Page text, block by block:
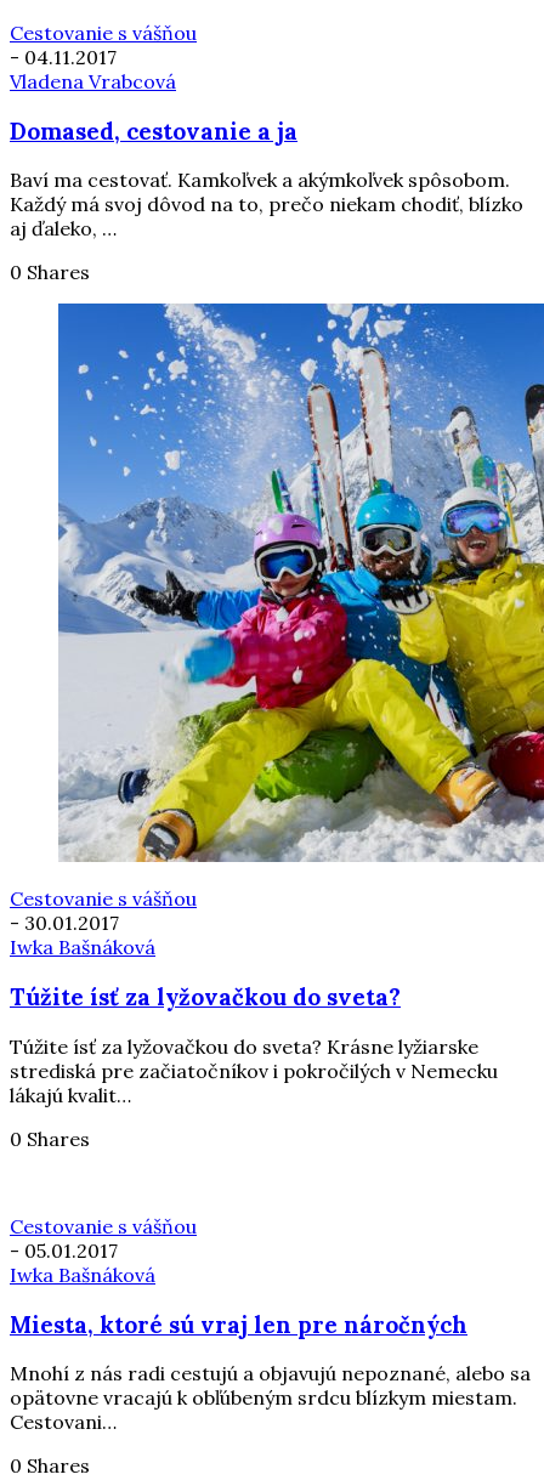
Cestovanie s vášňou
- 04.11.2017
Vladena Vrabcová
Domased, cestovanie a ja
Baví ma cestovať. Kamkoľvek a akýmkoľvek spôsobom.
Každý má svoj dôvod na to, prečo niekam chodiť, blízko
aj ďaleko, …
0 Shares
Cestovanie s vášňou
- 30.01.2017
Iwka Bašnáková
Túžite ísť za lyžovačkou do sveta?
Túžite ísť za lyžovačkou do sveta? Krásne lyžiarske
strediská pre začiatočníkov i pokročilých v Nemecku
lákajú kvalit…
0 Shares
Cestovanie s vášňou
- 05.01.2017
Iwka Bašnáková
Miesta, ktoré sú vraj len pre náročných
Mnohí z nás radi cestujú a objavujú nepoznané, alebo sa
opätovne vracajú k obľúbeným srdcu blízkym miestam.
Cestovani…
0 Shares